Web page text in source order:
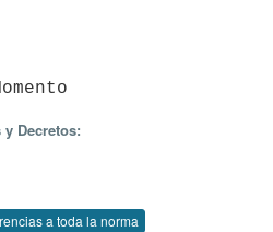
Decretos:
a toda la norma